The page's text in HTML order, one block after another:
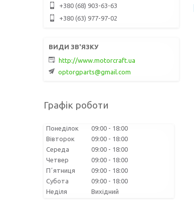
+380 (68) 903-63-63
+380 (63) 977-97-02
http://www.motorcraft.ua
optorgparts@gmail.com
Графік роботи
Понеділок 09:00
18:00
Вівторок
09:00
18:00
Середа
09:00
18:00
Четвер
09:00
18:00
Пʼятниця
09:00
18:00
Субота
09:00
18:00
Неділя
Вихідний